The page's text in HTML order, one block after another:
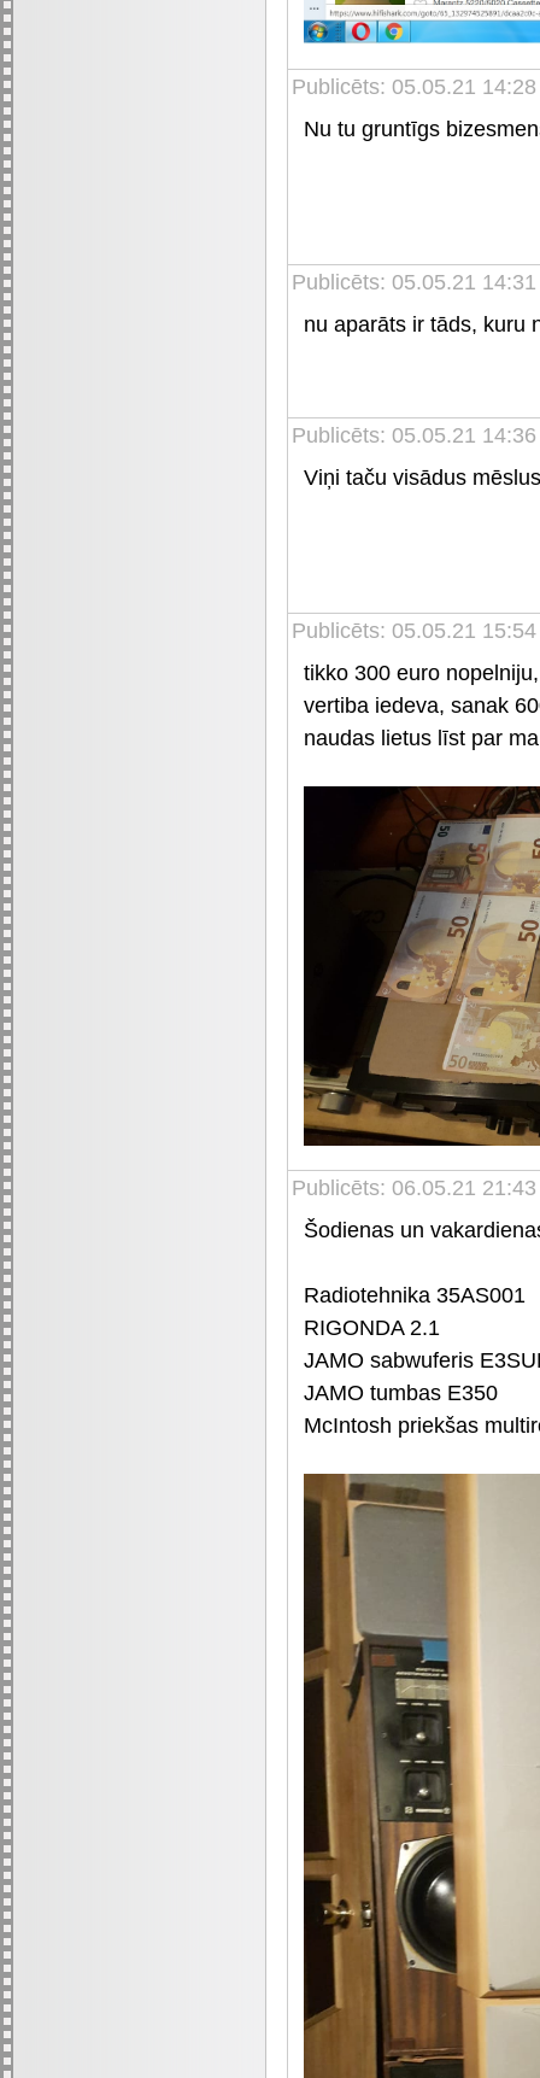
Publicēts: 05.05.21 14:28
Nu tu gruntīgs
Publicēts: 05.05.21 14:31
nu aparāts ir tāds, kuru
Publicēts: 05.05.21 14:36
Viņi taču visādus
Publicēts: 05.05.21 15:54
tikko 300 euro
vertiba iedeva, sanak
naudas lietus līst par
Publicēts: 06.05.21 21:43
Šodienas un
Radiotehnika 35AS001
RIGONDA 2.1
JAMO sabwuferis
JAMO tumbas E350
McIntosh priekšas